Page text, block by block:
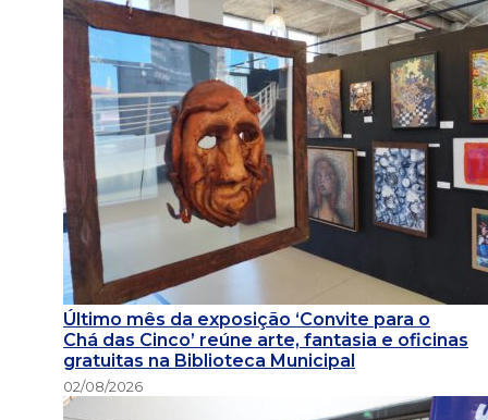
Último mês da exposição ‘Convite para o
Chá das Cinco’ reúne arte, fantasia e oficinas
gratuitas na Biblioteca Municipal
02/08/2026